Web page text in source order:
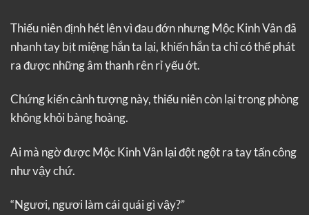
Thiếu niên định hét lên vì đau đớn nhưng Mộc Kinh Vân đã
nhanh tay bịt miệng hắn ta lại, khiến hắn ta chỉ có thể phát
ra được những âm thanh rên rỉ yếu ớt.
Chứng kiến cảnh tượng này, thiếu niên còn lại trong phòng
không khỏi bàng hoàng.
Ai mà ngờ được Mộc Kinh Vân lại đột ngột ra tay tấn công
như vậy chứ.
“Ngươi, ngươi làm cái quái gì vậy?”